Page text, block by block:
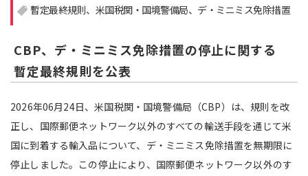
暫定最終規則 米国税関・国境警備局 デ・ミニミス免除措置
CBP、デ・ミニミス免除措置の停止に関する
暫定最終規則を公表
2026年06月24日、米国税関・国境警備局（CBP）は、規則を改
正し、国際郵便ネットワーク以外のすべての輸送手段を通じて米
国に到着する輸入品について、デ・ミニミス免除措置を無期限に
停止しました。この停止により、国際郵便ネットワーク以外のす